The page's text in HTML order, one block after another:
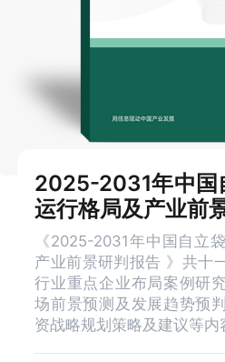
2025-2031年中国
运行格局及产业前
《2025-2031年中国自立
产业前景研判报告 》共十
行业重点企业布局案例研
场前景预测及发展趋势预
资战略规划策略及建议等内